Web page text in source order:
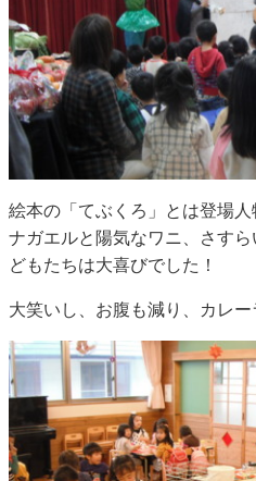
絵本の「てぶくろ」とは登場
ナガエルと陽気なワニ、さす
どもたちは大喜びでした！
大笑いし、お腹も減り、カレ